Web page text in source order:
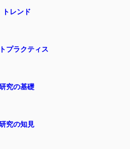
トレンド
プラクティス
究の基礎
究の知見